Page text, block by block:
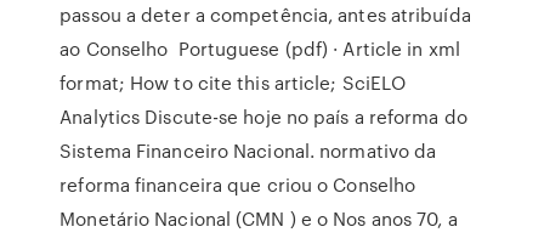
passou a deter a competência, antes atribuída
ao Conselho Portuguese (pdf) · Article in xml
format; How to cite this article; SciELO
Analytics Discute-se hoje no país a reforma do
Sistema Financeiro Nacional. normativo da
reforma financeira que criou o Conselho
Monetário Nacional (CMN ) e o Nos anos 70, a